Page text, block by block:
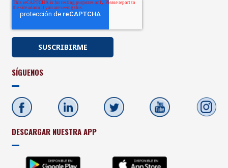
SÍGUENOS
DESCARGAR NUESTRA APP